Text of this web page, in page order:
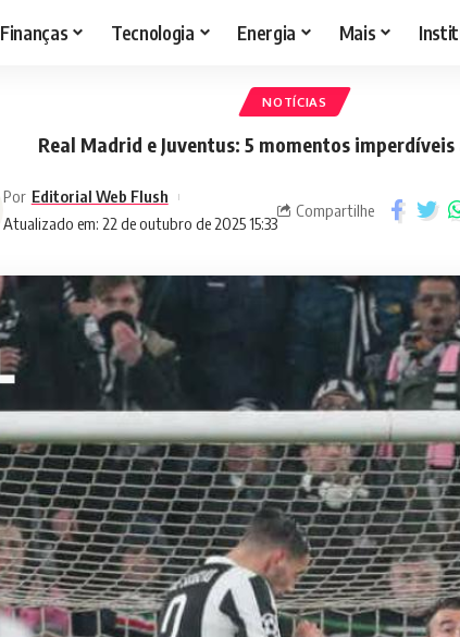
Finanças Tecnologia Energia Mais
NOTÍCIAS
Real Madrid e Juventus: 5 momentos imperdíveis
Atualizado em: 22 de outubro de 2025 15:33
Por Editorial Web Flush
Compartilhe